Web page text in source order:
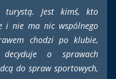
turystą. Jest kimś, kto
i nie ma nic wspólnego
chodzi po klubie,
o sprawach
do spraw sportowych,